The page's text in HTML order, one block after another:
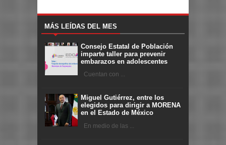
MÁS LEÍDAS DEL MES
Consejo Estatal de Población
imparte taller para prevenir
embarazos en adolescentes
Cuentan con ...
Miguel Gutiérrez, entre los
elegidos para dirigir a MORENA
en el Estado de México
En medio de las ...